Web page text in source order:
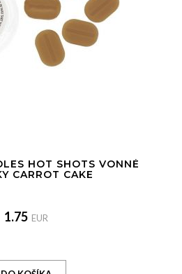
HOT SHOTS VONNÉ
CARROT CAKE
1.75 EUR